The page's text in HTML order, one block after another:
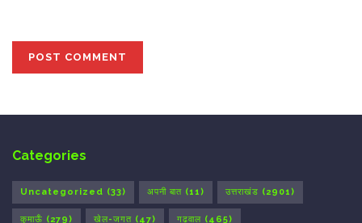
Categories
Uncategorized (33) अपनी बात (11) उत्तराखंड (2901)
कुमाऊँ (279) खेल-जगत (47) गढ़वाल (465)